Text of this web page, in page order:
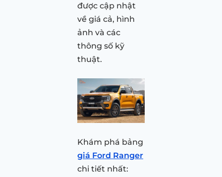
được cập nhật
về giá cả, hình
ảnh và các
thông số kỹ
thuật.
Khám phá bảng
giá Ford Ranger
chi tiết nhất: